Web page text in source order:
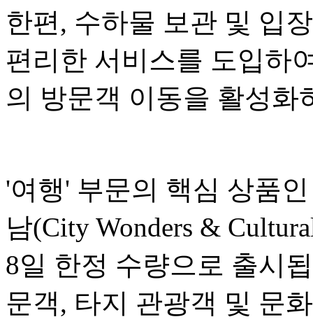
한편, 수하물 보관 및 입
편리한 서비스를 도입하
의 방문객 이동을 활성화
'여행' 부문의 핵심 상품
남(City Wonders &
8일 한정 수량으로 출시
문객, 타지 관광객 및 문